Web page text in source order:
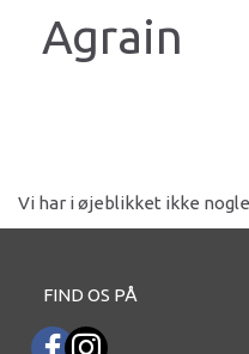
Agrain
Vi har i øjeblikket ikke
FIND OS PÅ